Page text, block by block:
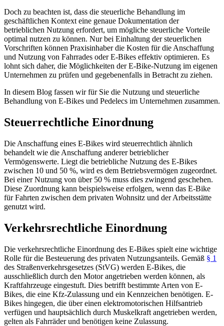
Doch zu beachten ist, dass die steuerliche Behandlung im
geschäftlichen Kontext eine genaue Dokumentation der
betrieblichen Nutzung erfordert, um mögliche steuerliche Vorteile
optimal nutzen zu können. Nur bei Einhaltung der steuerlichen
Vorschriften können Praxisinhaber die Kosten für die Anschaffung
und Nutzung von Fahrrades oder E-Bikes effektiv optimieren. Es
lohnt sich daher, die Möglichkeiten der E-Bike-Nutzung im eigenen
Unternehmen zu prüfen und gegebenenfalls in Betracht zu ziehen.
In diesem Blog fassen wir für Sie die Nutzung und steuerliche
Behandlung von E-Bikes und Pedelecs im Unternehmen zusammen.
Steuerrechtliche Einordnung
Die Anschaffung eines E-Bikes wird steuerrechtlich ähnlich
behandelt wie die Anschaffung anderer betrieblicher
Vermögenswerte. Liegt die betriebliche Nutzung des E-Bikes
zwischen 10 und 50 %, wird es dem Betriebsvermögen zugeordnet.
Bei einer Nutzung von über 50 % muss dies zwingend geschehen.
Diese Zuordnung kann beispielsweise erfolgen, wenn das E-Bike
für Fahrten zwischen dem privaten Wohnsitz und der Arbeitsstätte
genutzt wird.
Verkehrsrechtliche Einordnung
Die verkehrsrechtliche Einordnung des E-Bikes spielt eine wichtige
Rolle für die Besteuerung des privaten Nutzungsanteils. Gemäß § 1
des Straßenverkehrsgesetzes (StVG) werden E-Bikes, die
ausschließlich durch den Motor angetrieben werden können, als
Kraftfahrzeuge eingestuft. Dies betrifft bestimmte Arten von E-
Bikes, die eine Kfz-Zulassung und ein Kennzeichen benötigen. E-
Bikes hingegen, die über einen elektromotorischen Hilfsantrieb
verfügen und hauptsächlich durch Muskelkraft angetrieben werden,
gelten als Fahrräder und benötigen keine Zulassung.